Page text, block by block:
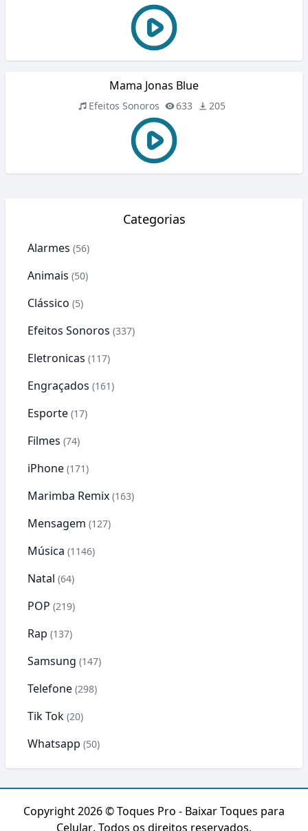
Mama Jonas Blue
Efeitos Sonoros 633 205
Categorias
Alarmes (56)
Animais (50)
Clássico (5)
Efeitos Sonoros (337)
Eletronicas (117)
Engraçados (161)
Esporte (17)
Filmes (74)
iPhone (171)
Marimba Remix (163)
Mensagem (127)
Música (1146)
Natal (64)
POP (219)
Rap (137)
Samsung (147)
Telefone (298)
Tik Tok (20)
Whatsapp (50)
Copyright 2026 ©Toques Pro - Baixar Toques para
Celular. Todos os direitos reservados.